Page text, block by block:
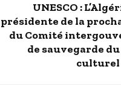
UNESCO :
présidente de la
du Comité
de sauvegarde